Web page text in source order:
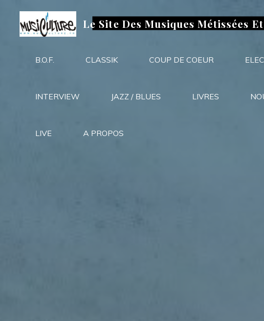
contenu
Le Site Des Musiques Métissées
B.O.F. CLASSIK COUP DE COEUR
INTERVIEW JAZZ / BLUES LIVRES
LIVE A PROPOS